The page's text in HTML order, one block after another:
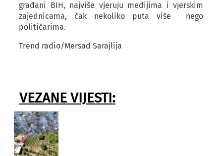
građani BIH, najviše vjeruju medijima i vjerskim
zajednicama, čak nekoliko puta više nego
političarima.
Trend radio/Mersad Sarajlija
VEZANE VIJESTI: